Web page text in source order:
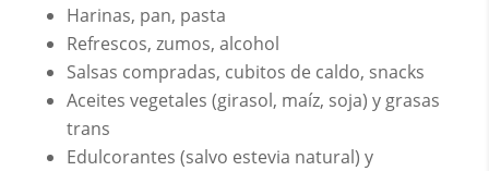
Harinas, pan, pasta
Refrescos, zumos, alcohol
Salsas compradas, cubitos de caldo, snacks
Aceites vegetales (girasol, maíz, soja) y grasas
trans
Edulcorantes (salvo estevia natural) y